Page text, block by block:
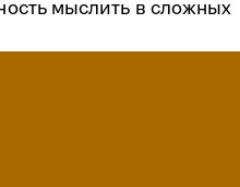
мыслить в сложных